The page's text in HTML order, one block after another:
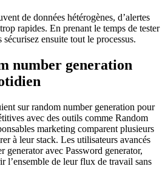
de données hétérogènes, d’alertes
rapides. En prenant le temps de tester
ensuite tout le processus.
number generation
sur random number generation pour
avec des outils comme Random
marketing comparent plusieurs
à leur stack. Les utilisateurs avancés
generator avec Password generator,
l’ensemble de leur flux de travail sans